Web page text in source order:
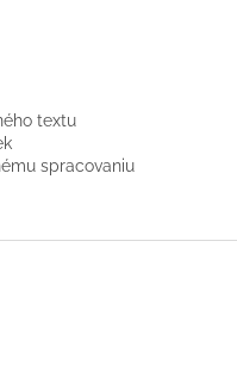
textu
spracovaniu